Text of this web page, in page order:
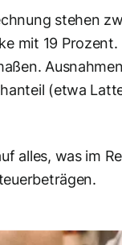
stehen
mit 19
(etwa
alles, was im